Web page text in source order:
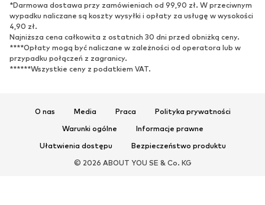
*Darmowa dostawa przy zamówieniach od 99,90 zł. W przeciwnym
wypadku naliczane są koszty wysyłki i opłaty za usługę w wysokości
4,90 zł.
Najniższa cena całkowita z ostatnich 30 dni przed obniżką ceny.
****Opłaty mogą być naliczane w zależności od operatora lub w
przypadku połączeń z zagranicy.
******Wszystkie ceny z podatkiem VAT.
O nas Media Praca
Polityka prywatności
Warunki ogólne
Informacje prawne
Ułatwienia dostępu
Bezpieczeństwo produktu
© 2026 ABOUT YOU SE & Co. KG